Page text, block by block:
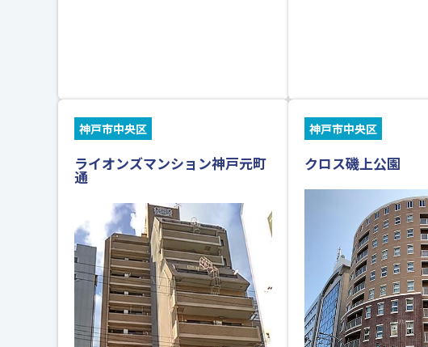
神戸市中央区
ライオンズマンション神戸元町
通
神戸市中央区
クロス磯上公園